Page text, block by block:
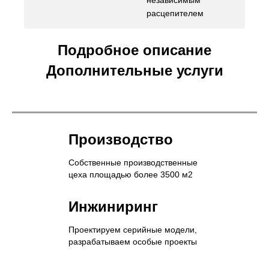
расцепителем
Подробное описание
Дополнительные услуги
Производство
Собственные производственные
цеха площадью более 3500 м2
Инжиниринг
Проектируем серийные модели,
разрабатываем особые проекты